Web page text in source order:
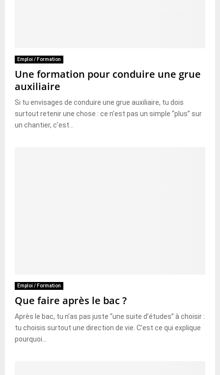
Emploi / Formation
Une formation pour conduire une grue
auxiliaire
Si tu envisages de conduire une grue auxiliaire, tu dois
surtout retenir une chose : ce n’est pas un simple “plus” sur
un chantier, c’est...
Emploi / Formation
Que faire après le bac ?
Après le bac, tu n’as pas juste “une suite d’études” à choisir :
tu choisis surtout une direction de vie. C’est ce qui explique
pourquoi...